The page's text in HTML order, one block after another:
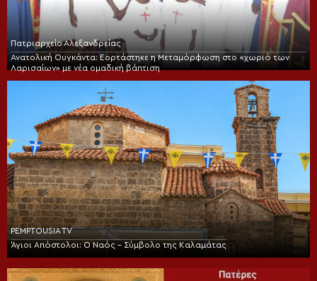
Πατριαρχείο Αλεξανδρείας
Ανατολική Ουγκάντα: Εορτάστηκε η Μεταμόρφωση στο «χωριό των
Λαρισαίων» με νέα ομαδική βάπτιση
PEMPTOUSIA TV
Άγιοι Απόστολοι: Ο Ναός – Σύμβολο της Καλαμάτας